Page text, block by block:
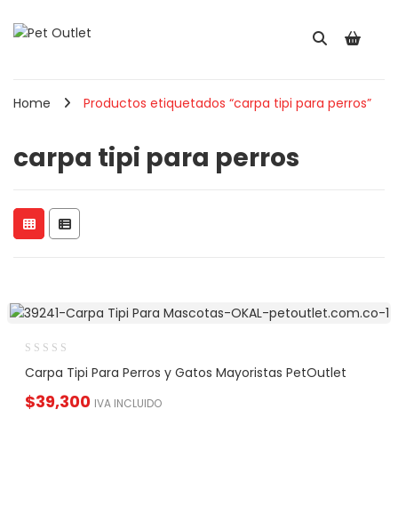
Home Productos etiquetados “carpa tipi para perros”
carpa tipi para perros
Carpa Tipi Para Perros y Gatos Mayoristas PetOutlet
$39,300 IVA INCLUIDO